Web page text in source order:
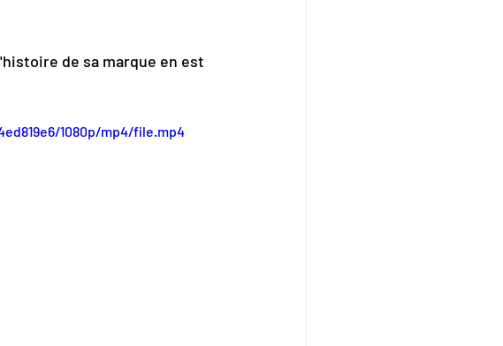
de sa marque en est
1080p/mp4/file.mp4